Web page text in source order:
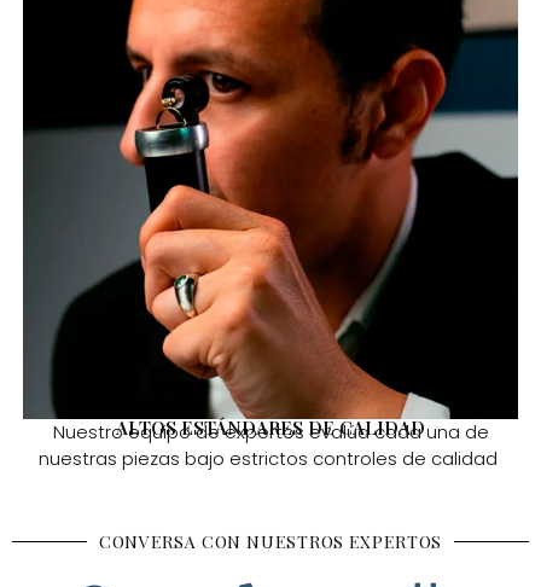
ALTOS ESTÁNDARES DE CALIDAD
Nuestro equipo de expertos evalúa cada una de
nuestras piezas bajo estrictos controles de calidad
CONVERSA CON NUESTROS EXPERTOS